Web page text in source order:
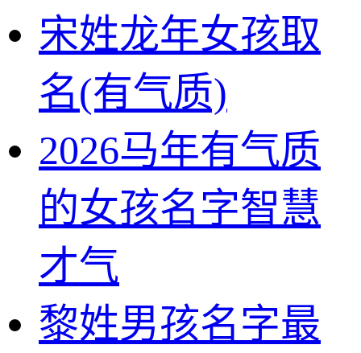
宋姓龙年女孩取
名(有气质)
2026马年有气质
的女孩名字智慧
才气
黎姓男孩名字最